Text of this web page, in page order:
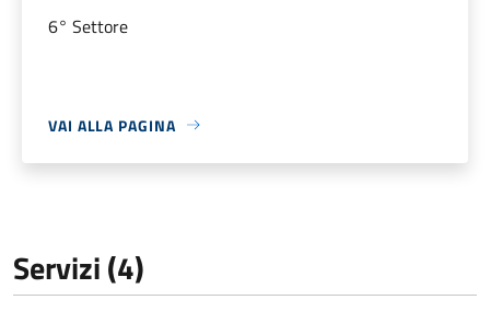
6° Settore
VAI ALLA PAGINA
Servizi (4)